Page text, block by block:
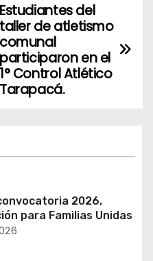
Estudiantes del
taller de atletismo
comunal
participaron en el
1° Control Atlético
Tarapacá.
2026,
para Familias Unidas